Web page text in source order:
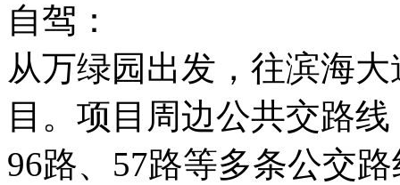
自驾：
从万绿园出发，往滨海
目。项目周边公共交路
96路、57路等多条公交